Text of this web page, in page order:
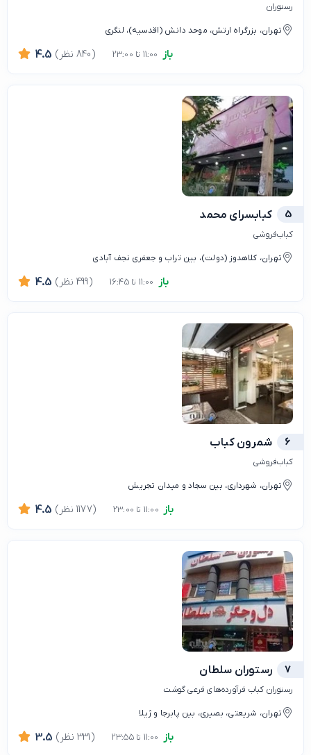
رستوران
تهران، بزرگراه ارتش، موحد دانش (اقدسیه)، لنگری
باز 4.5 (840 نظر)
5 کبابسرای محمد
کباب‌فروشی
تهران، کلاهدوز (دولت)، بین تراب و جعفری نجف آبادی
باز 4.5 (499 نظر)
6 شمرون کباب
کباب‌فروشی
تهران، شهرداری، بین سجاد و میدان تجریش
باز 4.5 (1177 نظر)
7 رستوران سلطان
رستوران کباب فرآورده‌های فرعی گوشت
تهران، شریعتی، بصیری، بین پابرجا و ژیلا
باز 3.5 (331 نظر)